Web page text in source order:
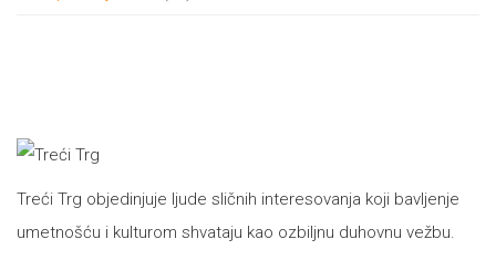
Treći Trg objedinjuje ljude sličnih interesovanja koji bavljenje
umetnošću i kulturom shvataju kao ozbiljnu duhovnu vežbu.